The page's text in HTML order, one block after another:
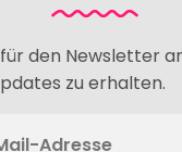
den Newsletter
zu erhalten.